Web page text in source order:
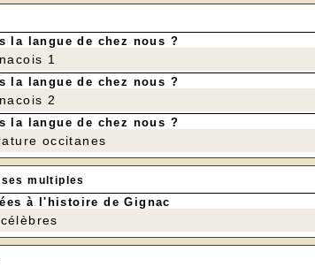
la langue de chez nous ?
1
la langue de chez nous ?
2
la langue de chez nous ?
occitanes
multiples
à l'histoire de Gignac